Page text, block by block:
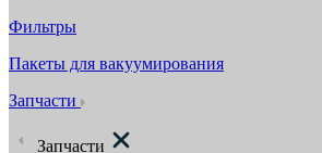
Фильтры
Пакеты для вакуумирования
Запчасти
Запчасти